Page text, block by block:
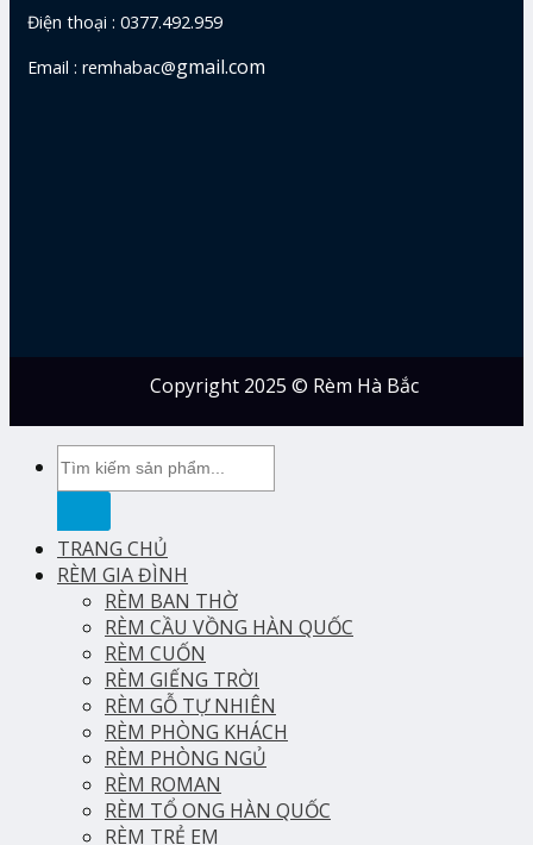
Điện thoại : 0377.492.959
Email : remhabac@gmail.com
Copyright 2025 © Rèm Hà Bắc
Tìm
TRANG CHỦ
RÈM GIA ĐÌNH
RÈM BAN THỜ
RÈM CẦU VỒNG HÀN QUỐC
RÈM CUỐN
RÈM GIẾNG TRỜI
RÈM GỖ TỰ NHIÊN
RÈM PHÒNG KHÁCH
RÈM PHÒNG NGỦ
RÈM ROMAN
RÈM TỔ ONG HÀN QUỐC
RÈM TRẺ EM